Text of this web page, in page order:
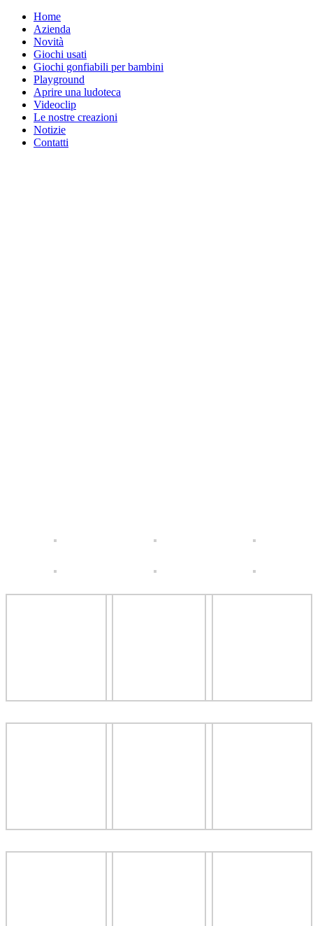
Home
Azienda
Novità
Giochi usati
Giochi gonfiabili per bambini
Playground
Aprire una ludoteca
Videoclip
Le nostre creazioni
Notizie
Contatti